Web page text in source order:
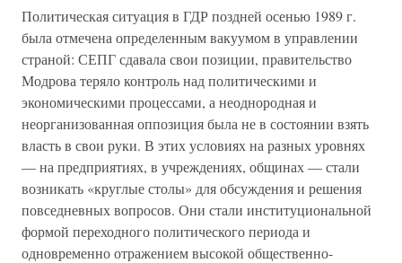
Политическая ситуация в ГДР поздней осенью 1989 г.
была отмечена определенным вакуумом в управлении
страной: СЕПГ сдавала свои позиции, правительство
Модрова теряло контроль над политическими и
экономическими процессами, а неоднородная и
неорганизованная оппозиция была не в состоянии взять
власть в свои руки. В этих условиях на разных уровнях
— на предприятиях, в учреждениях, общинах — стали
возникать «круглые столы» для обсуждения и решения
повседневных вопросов. Они стали институциональной
формой переходного политического периода и
одновременно отражением высокой общественно-